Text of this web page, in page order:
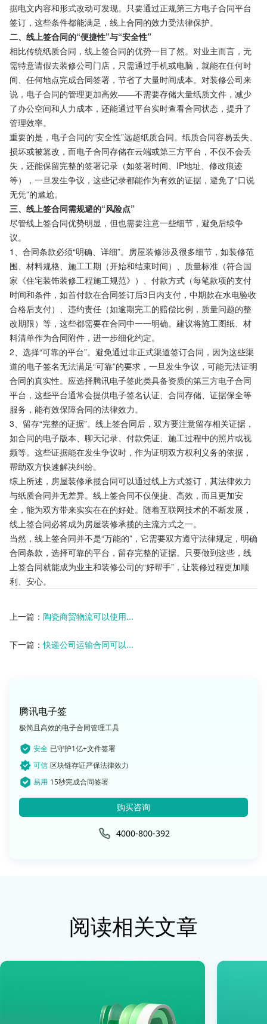
据电文内容和形式改动可发现。只要通过正规第三方电子合同平台
签订，这些条件都能满足，线上合同的效力受法律保护。
二、线上签合同的“便捷性”与“安全性”
相比传统纸质合同，线上签合同的优势一目了然。对业主而言，无
需特意请假去装修公司门店，只需通过手机或电脑，就能在任何时
间、任何地点完成合同签署，节省了大量时间成本。对装修公司来
说，电子合同的管理更加高效——不需要存储大量纸质文件，减少
了办公空间和人力成本，还能通过平台实时查看合同状态，提升了
管理效率。
重要的是，电子合同的“安全性”远超纸质合同。纸质合同容易丢失、
损坏或被篡改，而电子合同存储在云端或第三方平台，不仅不会丢
失，还能保留完整的签署记录（如签署时间、IP地址、修改痕迹
等），一旦发生争议，这些记录都能作为有效的证据，避免了“口说
无凭”的尴尬。
三、线上签合同需规避的“风险点”
尽管线上签合同优势明显，但也需要注意一些细节，避免后续争
议。
1、合同条款必须“明确、详细”。房屋装修涉及很多细节，如装修范
围、材料规格、施工工期（开始和结束时间）、质量标准（符合国
家《住宅装饰装修工程施工规范》）、付款方式（每笔款项的支付
时间和条件，如首付款在合同签订后3日内支付，中期款在水电验收
合格后支付）、违约责任（如逾期完工的赔偿比例，质量问题的整
改期限）等，这些都需要在合同中一一明确。建议将施工图纸、材
料清单作为合同附件，进一步细化约定。
2、选择“可靠的平台”。避免通过非正式渠道签订合同，因为这些渠
道的电子签名无法满足“可靠”的要求，一旦发生争议，可能无法证明
合同的真实性。应选择腾讯电子签此类具备资质的第三方电子合同
平台，这些平台通常会提供电子签名认证、合同存储、证据保全等
服务，能有效保障合同的法律效力。
3、留存“完整的证据”。线上签合同后，双方要注意留存相关证据，
如合同的电子版本、聊天记录、付款凭证、施工过程中的照片或视
频等。这些证据能在发生争议时，作为证明双方权利义务的依据，
帮助双方快速解决纠纷。
综上所述，房屋装修承揽合同可以通过线上方式签订，其法律效力
与纸质合同并无差异。线上签合同不仅便捷、高效，而且更加安
全，能为双方带来实实在在的好处。随着互联网技术的不断发展，
线上签合同必将成为房屋装修承揽的主流方式之一。
当然，线上签合同并不是“万能的”，它需要双方遵守法律规定，明确
合同条款，选择可靠的平台，留存完整的证据。只要做到这些，线
上签合同就能成为业主和装修公司的“好帮手”，让装修过程更加顺
利、安心。
上一篇： 陶瓷商贸物流可以使用...
下一篇：快递公司运输合同可以...
腾讯电子签
极简且高效的电子合同管理工具
安全 已守护1亿+文件签署
可信 区块链存证严保法律效力
易用 15秒完成合同签署
购买咨询
4000-800-392
阅读相关文章